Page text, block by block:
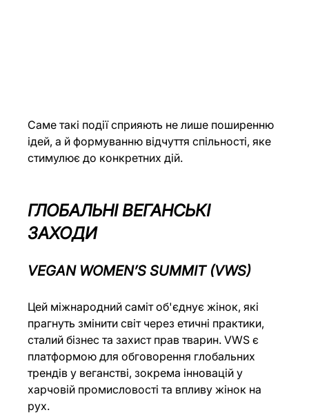
Саме такі події сприяють не лише поширенню
ідей, а й формуванню відчуття спільності, яке
стимулює до конкретних дій.
ГЛОБАЛЬНІ ВЕГАНСЬКІ
ЗАХОДИ
VEGAN WOMEN’S SUMMIT (VWS)
Цей міжнародний саміт об'єднує жінок, які
прагнуть змінити світ через етичні практики,
сталий бізнес та захист прав тварин. VWS є
платформою для обговорення глобальних
трендів у веганстві, зокрема інновацій у
харчовій промисловості та впливу жінок на
рух.